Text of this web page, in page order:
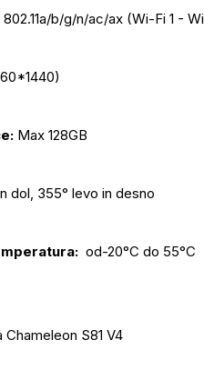
802.11a/b/g/n/ac/ax (Wi-Fi 1 -
Max 128GB
dol, 355° levo in desno
od-20°C do 55°C
S81 V4